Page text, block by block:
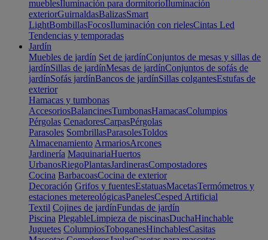
mueblesIluminación para dormitorioIluminación
exteriorGuirnaldasBalizasSmart
LightBombillasFocosIluminación con rielesCintas Led
Tendencias y temporadas
Jardín
Muebles de jardín Set de jardínConjuntos de mesas y sillas de
jardínSillas de jardínMesas de jardínConjuntos de sofás de
jardínSofás jardínBancos de jardínSillas colgantesEstufas de
exterior
Hamacas y tumbonas
AccesoriosBalancinesTumbonasHamacasColumpios
Pérgolas CenadoresCarpasPérgolas
Parasoles SombrillasParasolesToldos
Almacenamiento ArmariosArcones
Jardinería MaquinariaHuertos
UrbanosRiegoPlantasJardinerasCompostadores
Cocina BarbacoasCocina de exterior
Decoración Grifos y fuentesEstatuasMacetasTermómetros y
estaciones metereológicasPanelesCesped Artificial
Textil Cojines de jardínFundas de jardín
Piscina PlegableLimpieza de piscinasDuchaHinchable
Juguetes ColumpiosToboganesHinchablesCasitas